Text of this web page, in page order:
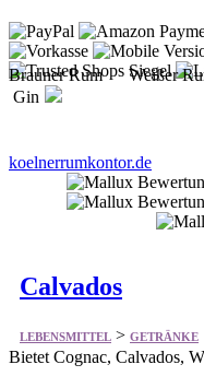
Brauner Rum Weißer
Gin
koelnerrumkontor.de
Calvados
LEBENSMITTEL > GETRÄNKE
Bietet Cognac, Calvados,